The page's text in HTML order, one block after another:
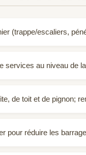
(trappe/escaliers,
services au niveau de
de toit et de pignon;
pour réduire les